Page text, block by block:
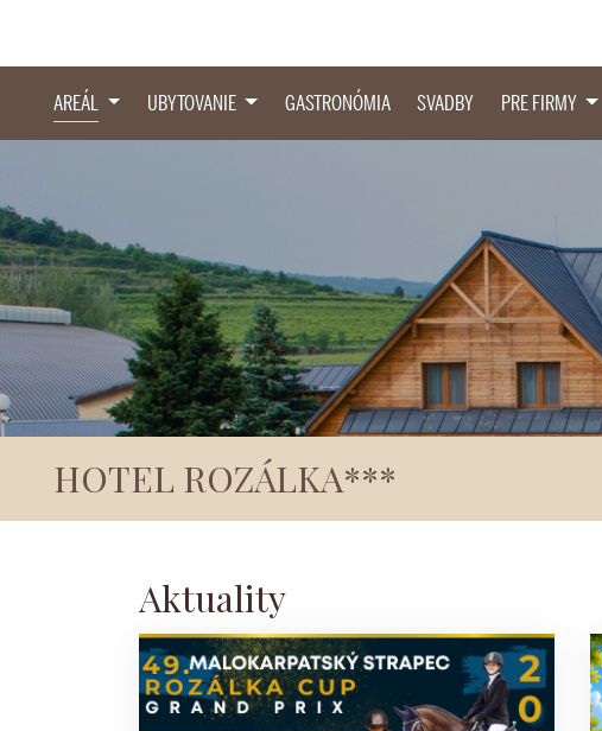
AREÁL UBYTOVANIE GASTRONÓMIA SVADBY PRE FIRMY
HOTEL ROZÁLKA***
Aktuality